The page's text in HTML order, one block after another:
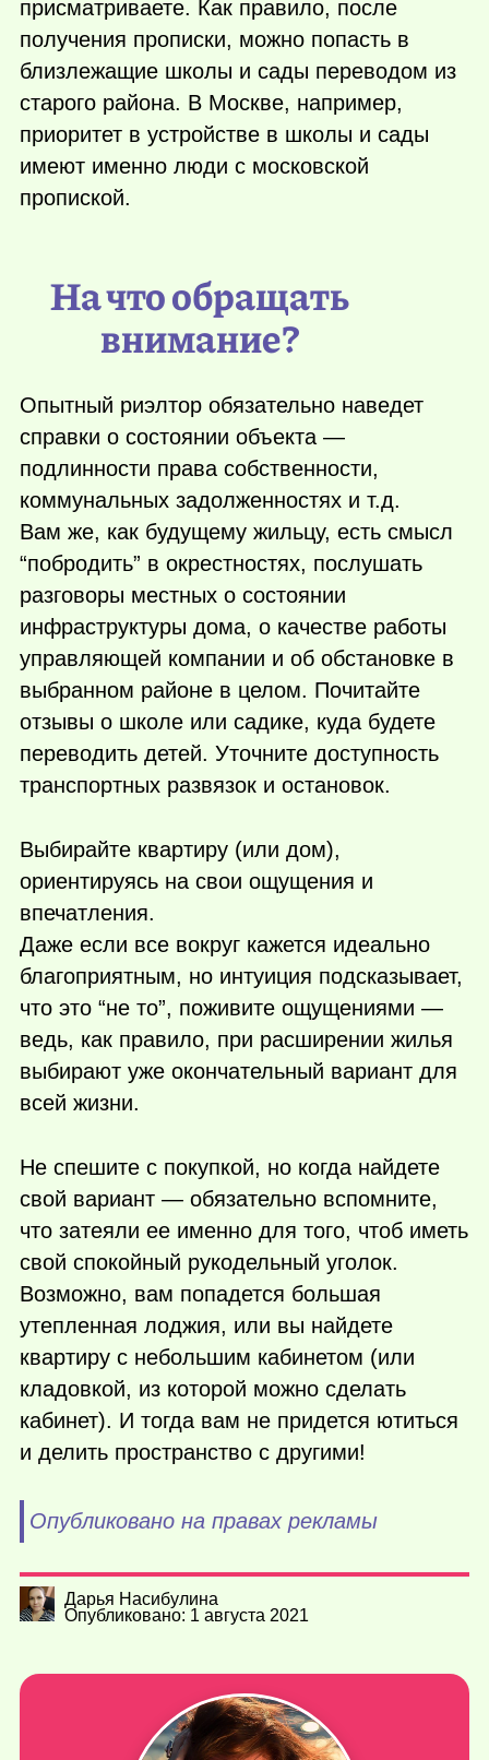
присматриваете. Как правило, после
получения прописки, можно попасть в
близлежащие школы и сады переводом из
старого района. В Москве, например,
приоритет в устройстве в школы и сады
имеют именно люди с московской
пропиской.
На что обращать
внимание?
Опытный риэлтор обязательно наведет
справки о состоянии объекта —
подлинности права собственности,
коммунальных задолженностях и т.д.
Вам же, как будущему жильцу, есть смысл
“побродить” в окрестностях, послушать
разговоры местных о состоянии
инфраструктуры дома, о качестве работы
управляющей компании и об обстановке в
выбранном районе в целом. Почитайте
отзывы о школе или садике, куда будете
переводить детей. Уточните доступность
транспортных развязок и остановок.
Выбирайте квартиру (или дом),
ориентируясь на свои ощущения и
впечатления.
Даже если все вокруг кажется идеально
благоприятным, но интуиция подсказывает,
что это “не то”, поживите ощущениями —
ведь, как правило, при расширении жилья
выбирают уже окончательный вариант для
всей жизни.
Не спешите с покупкой, но когда найдете
свой вариант — обязательно вспомните,
что затеяли ее именно для того, чтоб иметь
свой спокойный рукодельный уголок.
Возможно, вам попадется большая
утепленная лоджия, или вы найдете
квартиру с небольшим кабинетом (или
кладовкой, из которой можно сделать
кабинет). И тогда вам не придется ютиться
и делить пространство с другими!
Опубликовано на правах рекламы
Дарья Насибулина
Опубликовано: 1 августа 2021